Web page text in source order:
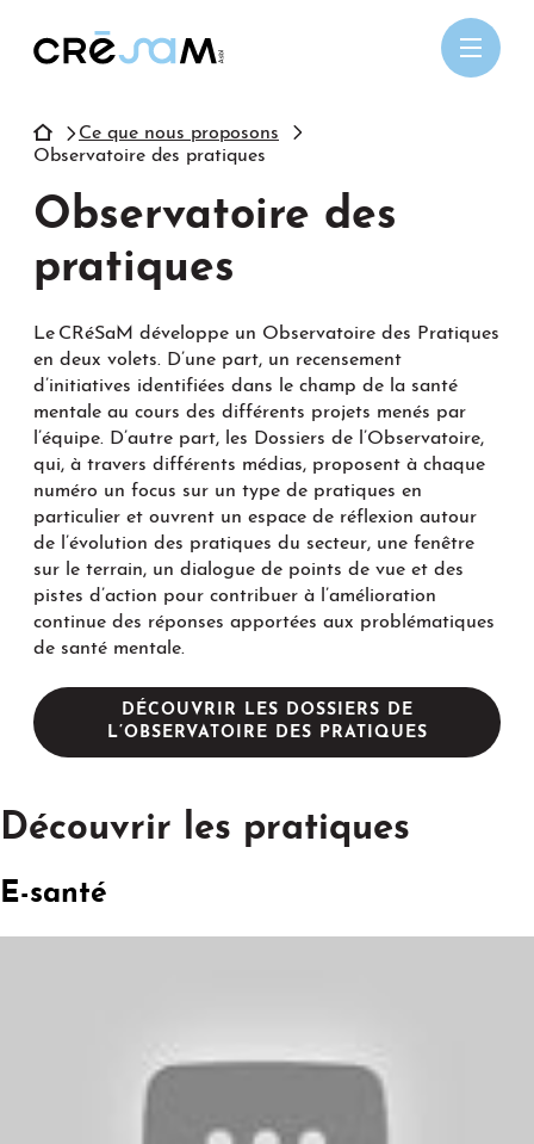
contenu
Ce que nous proposons
Observatoire des pratiques
Observatoire des
pratiques
Le CRéSaM développe un Observatoire des Pratiques
en deux volets. D’une part, un recensement
d’initiatives identifiées dans le champ de la santé
mentale au cours des différents projets menés par
l’équipe. D’autre part, les Dossiers de l’Observatoire,
qui, à travers différents médias, proposent à chaque
numéro un focus sur un type de pratiques en
particulier et ouvrent un espace de réflexion autour
de l’évolution des pratiques du secteur, une fenêtre
sur le terrain, un dialogue de points de vue et des
pistes d’action pour contribuer à l’amélioration
continue des réponses apportées aux problématiques
de santé mentale.
DÉCOUVRIR LES DOSSIERS DE
L’OBSERVATOIRE DES PRATIQUES
Découvrir les pratiques
E-santé